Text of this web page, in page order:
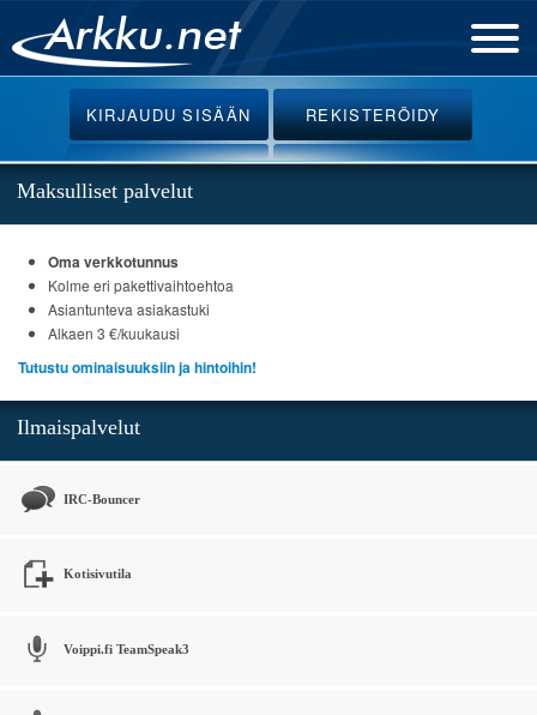
Etusivu
Uutiset
Palvelut
Ohjeet
Keskustelu
Webmail
KIRJAUDUSISÄÄN REKISTERÖIDY
Maksulliset palvelut
Oma verkkotunnus
Kolme eri pakettivaihtoehtoa
Asiantunteva asiakastuki
Alkaen 3 €/kuukausi
Tutustu ominaisuuksiin ja hintoihin!
Ilmaispalvelut
IRC-Bouncer
Kotisivutila
Voippi.fi TeamSpeak3